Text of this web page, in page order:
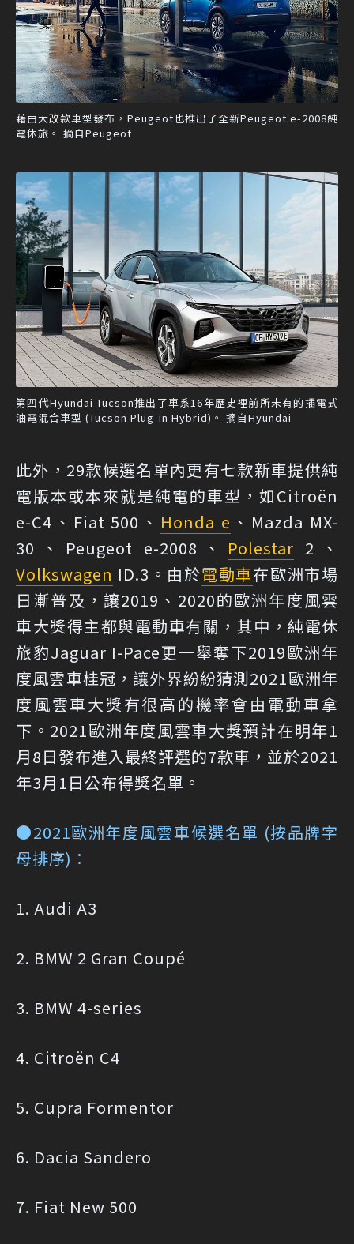
藉由大改款車型發布，Peugeot也推出了全新Peugeot e-2008純
電休旅。 摘自Peugeot
第四代Hyundai Tucson推出了車系16年歷史裡前所未有的插電式
油電混合車型 (Tucson Plug-in Hybrid)。 摘自Hyundai
此外，29款候選名單內更有七款新車提供純
電版本或本來就是純電的車型，如Citroën
e-C4、Fiat 500、 Honda e 、Mazda MX-
30、Peugeot e-2008、 Polestar 2、
Volkswagen ID.3。由於電動車在歐洲市場
日漸普及，讓2019、2020的歐洲年度風雲
車大獎得主都與電動車有關，其中，純電休
旅豹Jaguar I-Pace更一舉奪下2019歐洲年
度風雲車桂冠，讓外界紛紛猜測2021歐洲年
度風雲車大獎有很高的機率會由電動車拿
下。2021歐洲年度風雲車大獎預計在明年1
月8日發布進入最終評選的7款車，並於2021
年3月1日公布得獎名單。
●2021歐洲年度風雲車候選名單 (按品牌字
母排序)：
1. Audi A3
2. BMW 2 Gran Coupé
3. BMW 4-series
4. Citroën C4
5. Cupra Formentor
6. Dacia Sandero
7. Fiat New 500